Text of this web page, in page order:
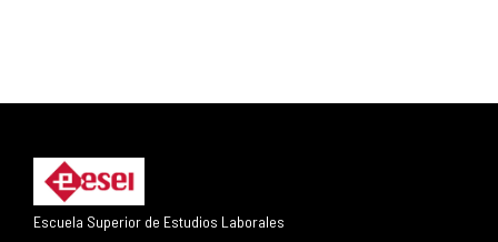
Escuela Superior de Estudios Laborales